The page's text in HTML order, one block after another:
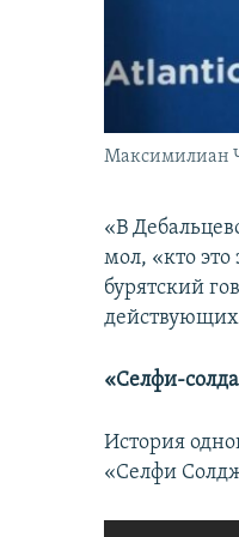
Максимилиан
«В
мол, «кто
бурятский
«Селфи-
История
«Селфи